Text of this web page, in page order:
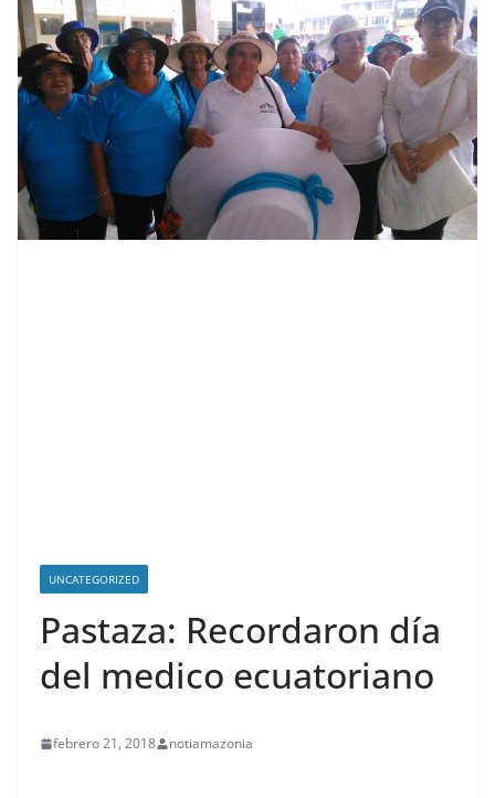
UNCATEGORIZED
Pastaza: Recordaron día
del medico ecuatoriano
febrero 21, 2018 notiamazonia